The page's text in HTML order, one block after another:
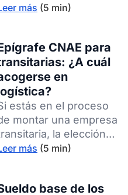
y la logística
esencial en el
de la
global. Lo
cierto es que también
cada vez más una
profesional muy
para
sectores de
logísticas:
más (5 min)
CNAE para
¿A cuál
en
estás en el proceso
montar una empresa
la elección
epígrafe en el CNAE
del CNAE que
más (5 min)
base de los